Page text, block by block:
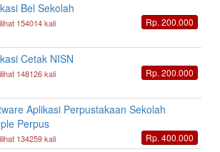
Bel Sekolah
154014 kali Rp. 200.000
Cetak NISN
148126 kali Rp. 200.000
Aplikasi Perpustakaan Sekolah
Perpus
134259 kali Rp. 400.000